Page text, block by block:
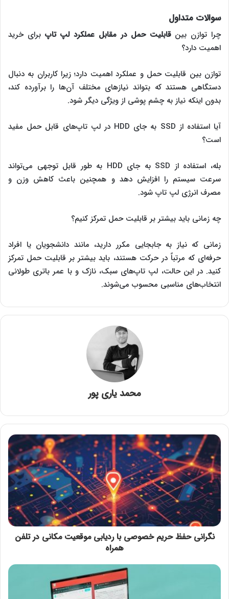
سوالات متداول
چرا توازن بینقابلیت حمل در مقابل عملکرد ‌‌‌لپ تاپ برای خرید
اهمیت دارد؟
توازن بین قابلیت حمل و عملکرد اهمیت دارد؛ زیرا کاربران به دنبال
دستگاهی هستند که بتواند نیازهای مختلف آن‌ها را برآورده کند،
بدون اینکه نیاز به چشم پوشی از ویژگی دیگر شود.
آیا استفاده از SSD به جای HDD در ‌‌‌لپ تاپ‌های قابل حمل مفید
است؟
بله، استفاده از SSD به جای HDD به طور قابل توجهی می‌تواند
سرعت سیستم را افزایش دهد و همچنین باعث کاهش وزن و
مصرف انرژی ‌‌‌لپ تاپ شود.
چه زمانی باید بیشتر بر قابلیت حمل تمرکز کنیم؟
زمانی که نیاز به جابجایی مکرر دارید، مانند دانشجویان یا افراد
حرفه‌ای که مرتباً در حرکت هستند، باید بیشتر بر قابلیت حمل تمرکز
کنید. در این حالت، ‌‌‌لپ تاپ‌های سبک، نازک و با عمر باتری طولانی
انتخاب‌های مناسبی محسوب می‌شوند.
محمد یاری پور
نگرانی حفظ حریم خصوصی با ردیابی موقعیت مکانی در تلفن
همراه